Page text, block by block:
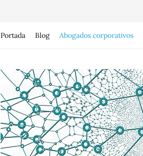
Portada Blog Abogados corporativos